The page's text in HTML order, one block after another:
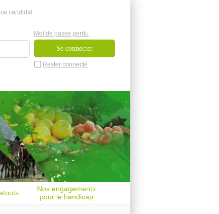
Rester connecté
Mot de passe perdu
candidat
Nos engagements
pour le handicap